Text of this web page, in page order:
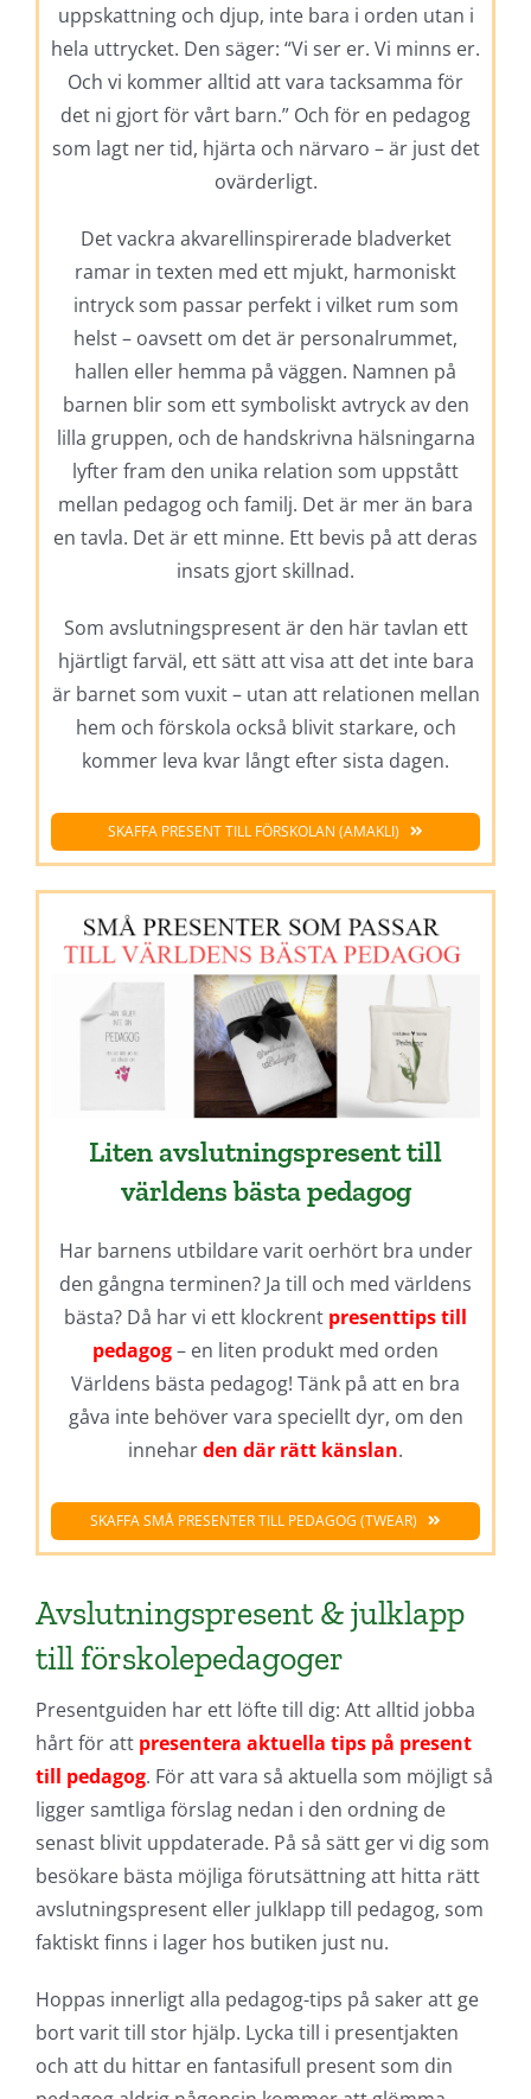
uppskattning och djup, inte bara i orden utan i
hela uttrycket. Den säger: “Vi ser er. Vi minns er.
Och vi kommer alltid att vara tacksamma för
det ni gjort för vårt barn.” Och för en pedagog
som lagt ner tid, hjärta och närvaro – är just det
ovärderligt.
Det vackra akvarellinspirerade bladverket
ramar in texten med ett mjukt, harmoniskt
intryck som passar perfekt i vilket rum som
helst – oavsett om det är personalrummet,
hallen eller hemma på väggen. Namnen på
barnen blir som ett symboliskt avtryck av den
lilla gruppen, och de handskrivna hälsningarna
lyfter fram den unika relation som uppstått
mellan pedagog och familj. Det är mer än bara
en tavla. Det är ett minne. Ett bevis på att deras
insats gjort skillnad.
Som avslutningspresent är den här tavlan ett
hjärtligt farväl, ett sätt att visa att det inte bara
är barnet som vuxit – utan att relationen mellan
hem och förskola också blivit starkare, och
kommer leva kvar långt efter sista dagen.
SKAFFA PRESENT TILL FÖRSKOLAN (AMAKLI)
Liten avslutningspresent till
världens bästa pedagog
Har barnens utbildare varit oerhört bra under
den gångna terminen? Ja till och med världens
bästa? Då har vi ett klockrent presenttips till
pedagog– en liten produkt med orden
Världens bästa pedagog! Tänk på att en bra
gåva inte behöver vara speciellt dyr, om den
inneharden där rätt känslan.
SKAFFA SMÅ PRESENTER TILL PEDAGOG (TWEAR)
Avslutningspresent & julklapp
till förskolepedagoger
Presentguiden har ett löfte till dig: Att alltid jobba
hårt för att presentera aktuella tips på present
till pedagog. För att vara så aktuella som möjligt så
ligger samtliga förslag nedan i den ordning de
senast blivit uppdaterade. På så sätt ger vi dig som
besökare bästa möjliga förutsättning att hitta rätt
avslutningspresent eller julklapp till pedagog, som
faktiskt finns i lager hos butiken just nu.
Hoppas innerligt alla pedagog-tips på saker att ge
bort varit till stor hjälp. Lycka till i presentjakten
och att du hittar en fantasifull present som din